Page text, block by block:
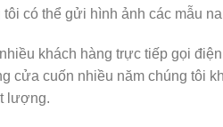
tôi có thể gửi hình ảnh các mẫu
khách hàng trực tiếp gọi
cửa cuốn nhiều năm chúng tôi
lượng.